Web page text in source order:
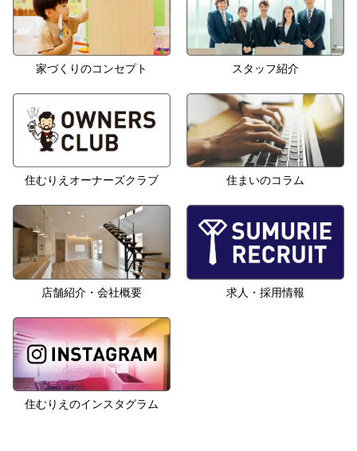
家づくりのコンセプト スタッフ紹介
住むりえオーナーズクラブ 住まいのコラム
店舗紹介・会社概要 求人・採用情報
住むりえのインスタグラム